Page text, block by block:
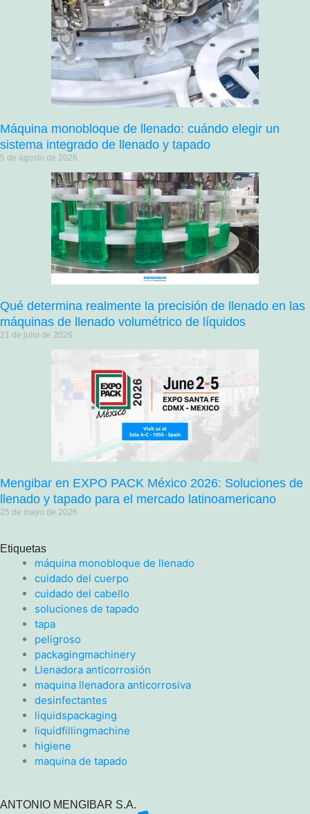
Máquina monobloque de llenado: cuándo elegir un
sistema integrado de llenado y tapado
5 de agosto de 2026
Qué determina realmente la precisión de llenado en las
máquinas de llenado volumétrico de líquidos
21 de julio de 2026
Mengibar en EXPO PACK México 2026: Soluciones de
llenado y tapado para el mercado latinoamericano
25 de mayo de 2026
Etiquetas
máquina monobloque de llenado
cuidado del cuerpo
cuidado del cabello
soluciones de tapado
tapa
peligroso
packagingmachinery
Llenadora anticorrosión
maquina llenadora anticorrosiva
desinfectantes
liquidspackaging
liquidfillingmachine
higiene
maquina de tapado
ANTONIO MENGIBAR S.A.